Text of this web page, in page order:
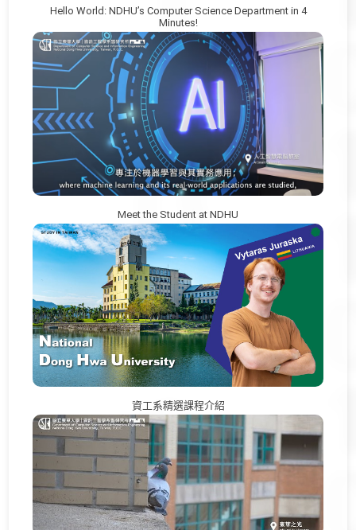
Hello World: NDHU’s Computer Science Department in 4
Minutes!
Meet the Student at NDHU
資工系精選課程介紹